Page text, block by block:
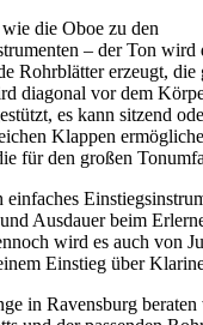
die Oboe zu den
– der Ton wird
Rohrblätter erzeugt, die
diagonal vor dem
es kann sitzend
Klappen
für den großen
Ausdauer beim
wird es auch von
Einstieg über
in Ravensburg